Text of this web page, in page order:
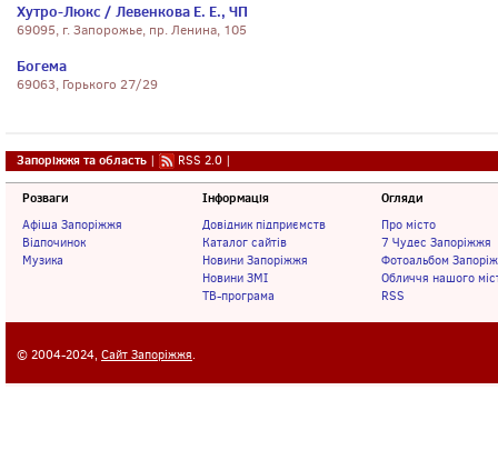
Хутро-Люкс / Левенкова Е. Е., ЧП
69095, г. Запорожье, пр. Ленина, 105
Богема
69063, Горького 27/29
Запоріжжя та область | RSS 2.0 |
Розваги
Афіша Запоріжжя
Відпочинок
Музика
Інформація
Довідник підприємств
Каталог сайтів
Новини Запоріжжя
Новини ЗМІ
ТВ-програма
Огляди
Про місто
7 Чудес Запоріжжя
Фотоальбом
Обличчя нашого
RSS
© 2004-2024, Сайт Запоріжжя.